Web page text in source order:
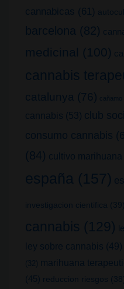
cannabicas (61)
barcelona (82)
medicinal (100)
cannabis
catalunya (76) cañamo
cannabis (53) club
consumo cannabis
(84) cultivo marihuana
españa (157)
investigacion cientifica (39)
cannabis (129)
ley sobre cannabis (49)
(32)
marihuana
(45) reduccion riesgos (38)